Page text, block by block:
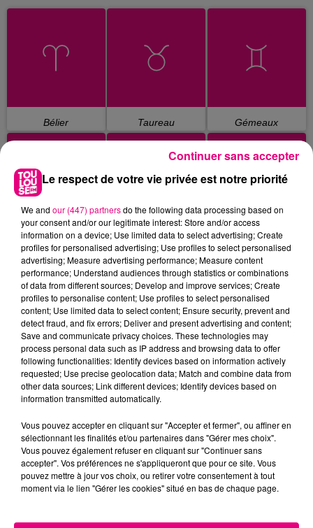
Bélier Taureau Gémeaux
Cancer Lion Vierge
Balance Scorpion Sagittaire
Capricorne Verseau Poissons
Le respect de votre vie privée est notre priorité
We and our (447) partnersdo the following data processing based on
your consent and/or our legitimate interest: Store and/or access
information on a device; Use limited data to select advertising; Create
profiles for personalised advertising; Use profiles to select personalised
advertising; Measure advertising performance; Measure content
performance; Understand audiences through statistics or combinations
of data from different sources; Develop and improve services; Create
profiles to personalise content; Use profiles to select personalised
content; Use limited data to select content; Ensure security, prevent and
detect fraud, and fix errors; Deliver and present advertising and content;
Save and communicate privacy choices. These technologies may
process personal data such as IP address and browsing data to offer
following functionalities: Identify devices based on information actively
requested; Use precise geolocation data; Match and combine data from
other data sources; Link different devices; Identify devices based on
information transmitted automatically.
Vous pouvez accepter en cliquant sur "Accepter et fermer", ou affiner en
sélectionnant les finalités et/ou partenaires dans "Gérer mes choix".
Vous pouvez également refuser en cliquant sur "Continuer sans
accepter". Vos préférences ne s'appliqueront que pour ce site. Vous
pouvez mettre à jour vos choix, ou retirer votre consentement à tout
moment via le lien "Gérer les cookies" situé en bas de chaque page.
Continuer sans accepter